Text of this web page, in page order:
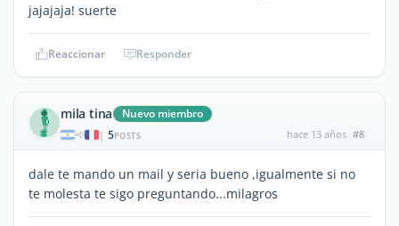
jajajaja! suerte
Reaccionar Responder
mila tina Nuevo miembro
| 5POSTS hace 13 años #8
dale te mando un mail y seria bueno ,igualmente si no
te molesta te sigo preguntando...milagros